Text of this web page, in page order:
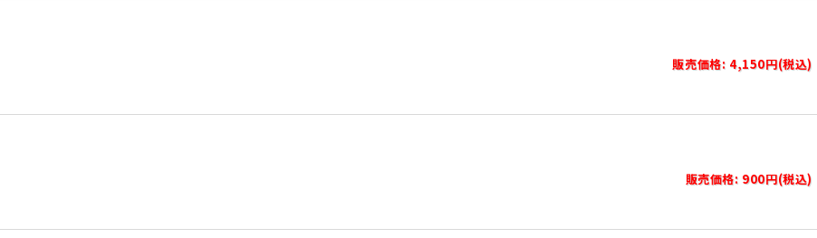
販売価格: 4,150円(税込)
販売価格: 900円(税込)